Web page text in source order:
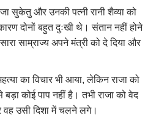
सुकेतु और उनकी पत्नी रानी शैव्या को
दोनों बहुत दुःखी थे। संतान नहीं होने
साम्राज्य अपने मंत्री को दे दिया और
का विचार भी आया, लेकिन राजा को
कोई पाप नहीं है। तभी राजा को वेद
वह उसी दिशा में चलने लगे।